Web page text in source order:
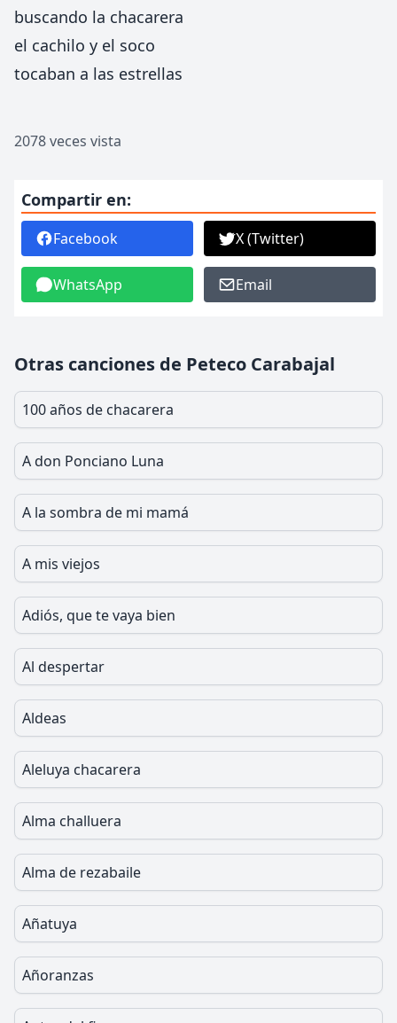
buscando la chacarera
el cachilo y el soco
tocaban a las estrellas
2078 veces vista
Compartir en:
Facebook X (Twitter)
WhatsApp Email
Otras canciones de Peteco Carabajal
100 años de chacarera
A don Ponciano Luna
A la sombra de mi mamá
A mis viejos
Adiós, que te vaya bien
Al despertar
Aldeas
Aleluya chacarera
Alma challuera
Alma de rezabaile
Añatuya
Añoranzas